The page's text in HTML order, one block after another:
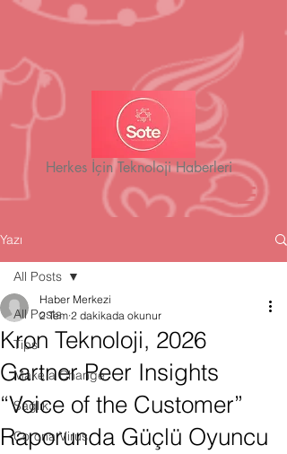
Herkes İçin Teknoloji Haberleri
Yazı
All Posts
Tips
Make a Change
Sağlık
Corona Virus
All Posts
Kron Teknoloji, 2026
Gartner Peer Insights
“Voice of the Customer”
Raporunda Güçlü Oyuncu
Haber Merkezi
2 Tem 2 dakikada okunur